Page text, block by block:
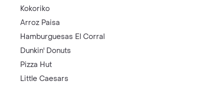
Kokoriko
Arroz Paisa
Hamburguesas El Corral
Dunkin' Donuts
Pizza Hut
Little Caesars